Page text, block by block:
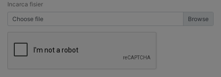
Incarca fisier
Choose file